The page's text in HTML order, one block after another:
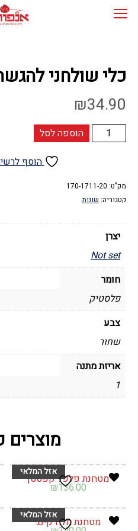
כלי שולחני
₪34.90
כמות
של
להגשת
מפיות
הוספה לסל
הוסף
מק"ט: 170-1711-20
קטגוריה: שונות
יצרן
Not set
חומר
פלסטיק
צבע
שחור
אריזת מתנה
1
מוצרים
מטחנת פלפל קפסטן
₪136.00
מטחנת מלח קינג